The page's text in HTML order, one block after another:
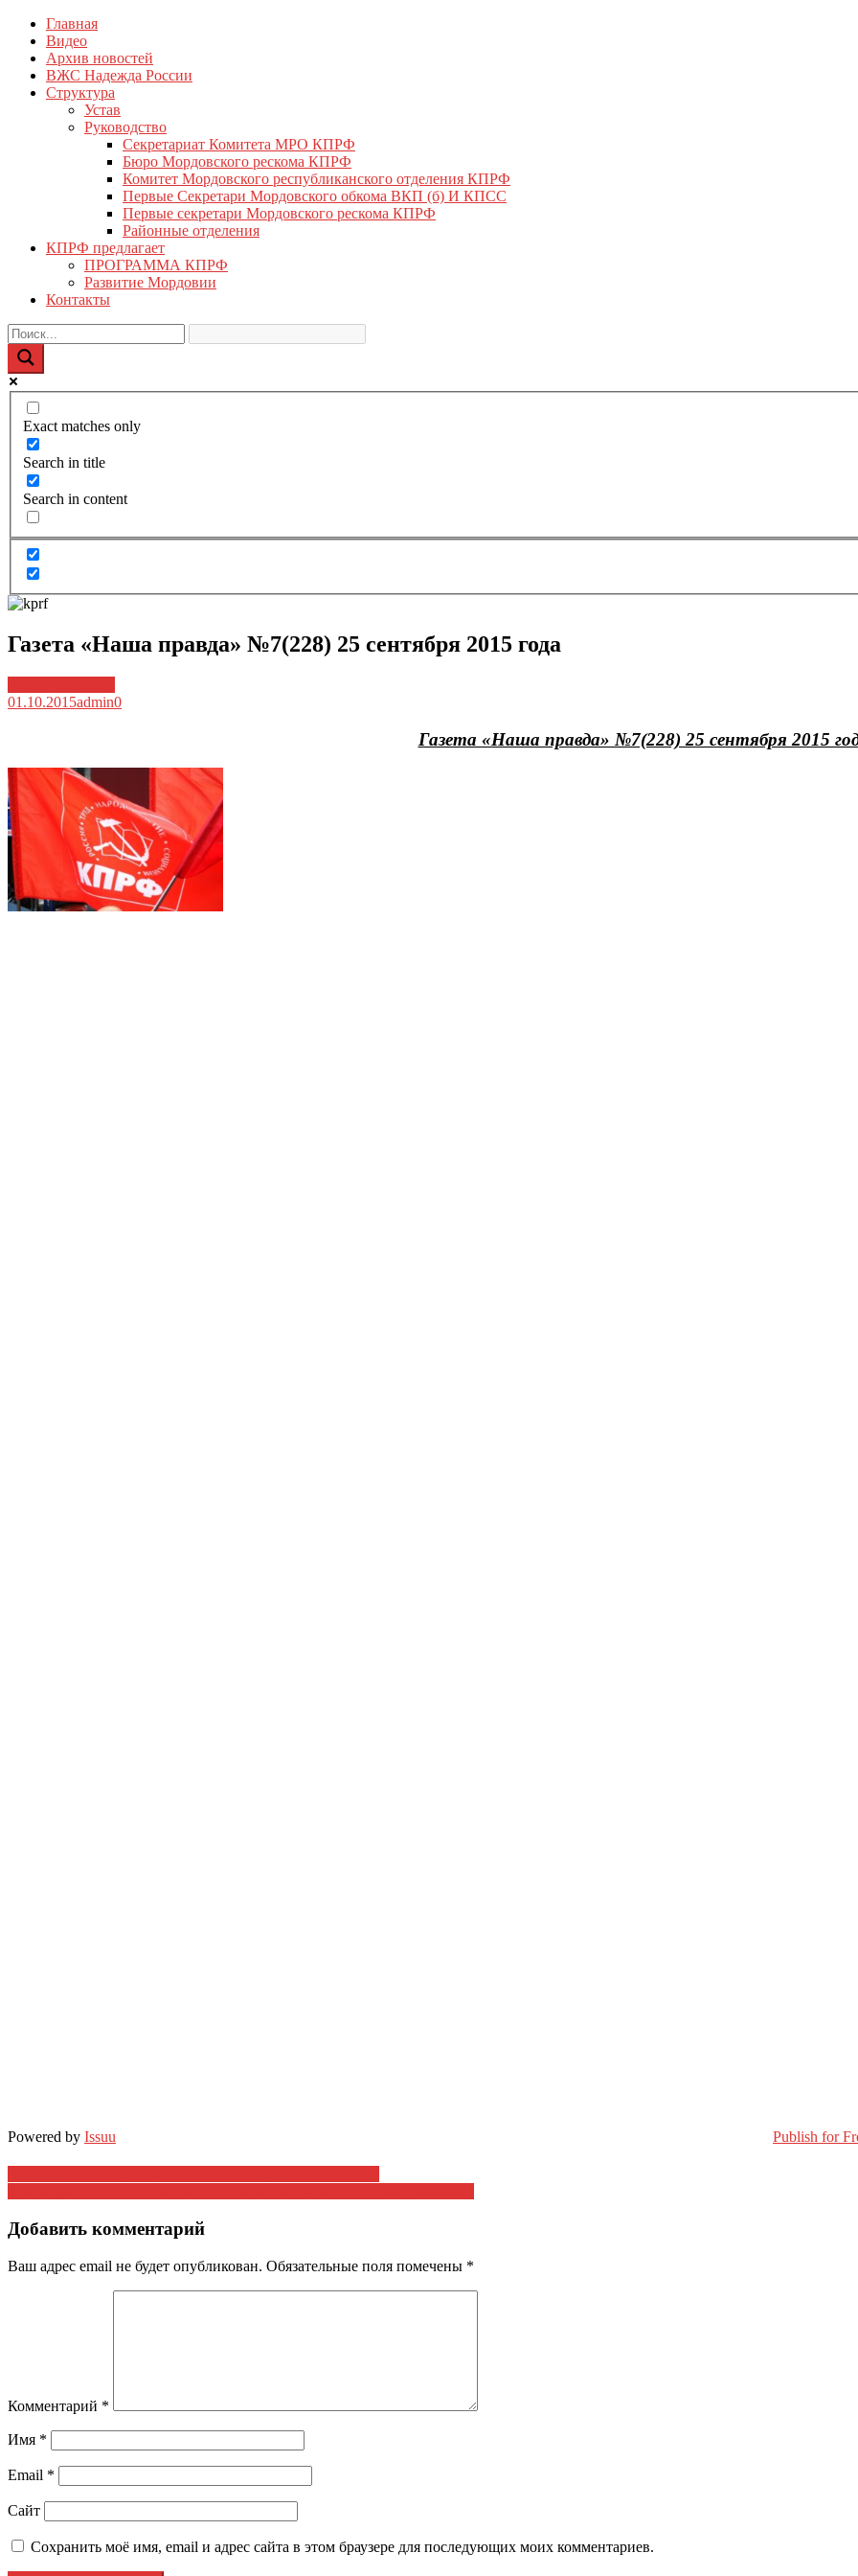
Перейти
содержимому
КПРФ Мордовия
Мордовское Региональное отделение КПРФ
Главная
Видео
Архив новостей
ВЖС Надежда России
Структура
Устав
Руководство
Секретариат Комитета МРО КПРФ
Бюро Мордовского рескома КПРФ
Комитет Мордовского республиканского отделения КПРФ
Первые Секретари Мордовского обкома ВКП (б) И КПСС
Первые секретари Мордовского рескома КПРФ
Районные отделения
КПРФ предлагает
ПРОГРАММА КПРФ
Развитие Мордовии
Контакты
Exact matches only
Search in title
Search in content
Газета «Наша правда» №7(228) 25 сентября 2015 года
01.10.2015admin0
Газета «Наша правда» №7(228) 25 сентября 2015
Powered by Issuu Publish for
Навигация
по
записям
Добавить комментарий
Ваш адрес email не будет опубликован. Обязательные поля помечены *
Комментарий *
Имя *
Email *
Сайт
Сохранить моё имя, email и адрес сайта в этом браузере для последующих моих комментариев.